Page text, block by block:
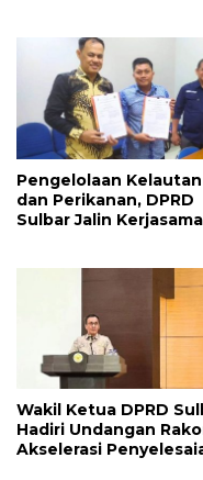
Pengelolaan Kelautan
dan Perikanan, DPRD
Sulbar Jalin Kerjasama
Wakil Ketua DPRD
Hadiri Undangan
Akselerasi